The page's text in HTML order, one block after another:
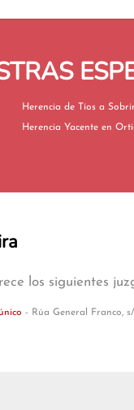
Herencia
los siguientes
- Rúa General Franco,